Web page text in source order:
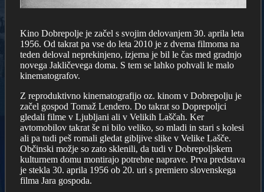
Kino Dobrepolje je začel s svojim delovanjem 30. aprila leta
1956. Od takrat pa vse do leta 2010 je z dvema filmoma na
teden deloval neprekinjeno, izjema je bil le čas med gradnjo
novega Jakličevega doma. S tem se lahko pohvali le malo
kinematografov.
Z reproduktivno kinematografijo oz. kinom v Dobrepolju je
začel gospod Tomaž Lendero. Do takrat so Doprepoljci
gledali filme v Ljubljani ali v Velikih Laščah. Ker
avtomobilov takrat še ni bilo veliko, so mladi in stari s kolesi
ali pa tudi peš romali gledat gibljive slike v Velike Lašče.
Občinski možje so zato sklenili, da tudi v Dobrepoljskem
kulturnem domu montirajo potrebne naprave. Prva predstava
je stekla 30. aprila 1956 ob 20. uri s premiero slovenskega
filma Jara gospoda.